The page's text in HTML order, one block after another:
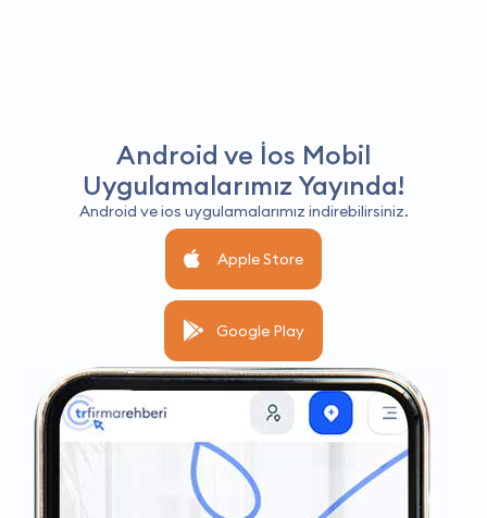
Android ve İos Mobil
Uygulamalarımız Yayında!
Android ve ios uygulamalarımız indirebilirsiniz.
Apple Store
Google Play